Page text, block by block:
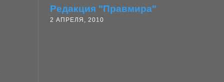
Редакция "Правмира"
2 АПРЕЛЯ, 2010